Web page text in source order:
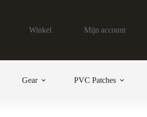
Winkel Mijn account
Gear PVC Patches